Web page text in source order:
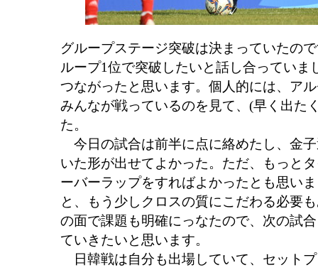
グループステージ突破は決まっていたの
ループ1位で突破したいと話し合っていま
つながったと思います。個人的には、ア
みんなが戦っているのを見て、(早く出た
た。
今日の試合は前半に点に絡めたし、金
いた形が出せてよかった。ただ、もっと
ーバーラップをすればよかったとも思い
と、もう少しクロスの質にこだわる必要
の面で課題も明確にっなたので、次の試
ていきたいと思います。
日韓戦は自分も出場していて、セット